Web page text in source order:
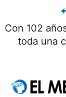
Con 102
toda una